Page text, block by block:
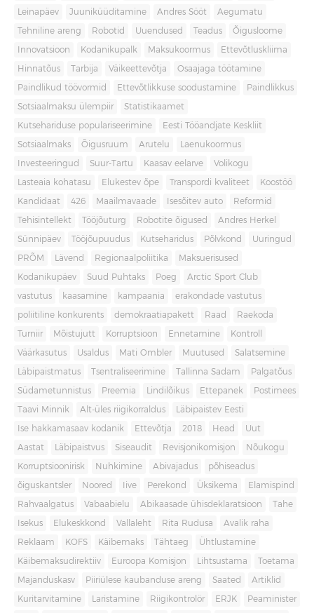
Leinapäev Juuniküüditamine Andres Sööt Aegumatu
Tehniline areng Robotid Uuendused Teadus Õigusloome
Innovatsioon Kodanikupalk Maksukoormus Ettevõtluskliima
Hinnatõus Tarbija Väikeettevõtja Osaajaga töötamine
Paindlikud töövormid Ettevõtlikkuse soodustamine Paindlikkus
Sotsiaalmaksu ülempiir Statistikaamet
Kutsehariduse populariseerimine Eesti Tööandjate Keskliit
Sotsiaalmaks Õigusruum Arutelu Laenukoormus
Investeeringud Suur-Tartu Kaasav eelarve Volikogu
Lasteaia kohatasu Elukestev õpe Transpordi kvaliteet Koostöö
Kandidaat 426 Maailmavaade Isesõitev auto Reformid
Tehisintellekt Tööjõuturg Robotite õigused Andres Herkel
Sünnipäev Tööjõupuudus Kutseharidus Põlvkond Uuringud
PRÕM Lävend Regionaalpoliitika Maksuerisused
Kodanikupäev Suud Puhtaks Poeg Arctic Sport Club
vastutus kaasamine kampaania erakondade vastutus
poliitiline konkurents demokraatiapakett Raad Raekoda
Turniir Mõistujutt Korruptsioon Ennetamine Kontroll
Väärkasutus Usaldus Mati Ombler Muutused Salatsemine
Läbipaistmatus Tsentraliseerimine Tallinna Sadam Palgatõus
Südametunnistus Preemia Lindilõikus Ettepanek Postimees
Taavi Minnik Alt-üles riigikorraldus Läbipaistev Eesti
Ise hakkamasaav kodanik Ettevõtja 2018 Head Uut
Aastat Läbipaistvus Siseaudit Revisjonikomisjon Nõukogu
Korruptsioonirisk Nuhkimine Abivajadus põhiseadus
õiguskantsler Noored Iive Perekond Üksikema Elamispind
Rahvaalgatus Vabaabielu Abikaasade ühisdeklaratsioon Tahe
Isekus Elukeskkond Vallaleht Rita Rudusa Avalik raha
Reklaam KOFS Käibemaks Tähtaeg Ühtlustamine
Käibemaksudirektiiv Euroopa Komisjon Lihtsustama Toetama
Majanduskasv Piiriülese kaubanduse areng Saated Artiklid
Kuritarvitamine Laristamine Riigikontrolör ERJK Peaminister